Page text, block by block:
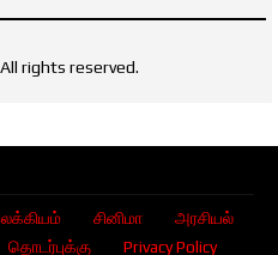
rights reserved.
சினிமா
அரசியல்
தொடர்புக்கு Privacy Policy